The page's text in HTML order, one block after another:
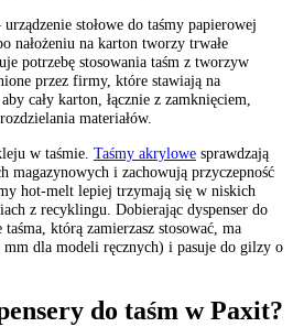
urządzenie stołowe do taśmy papierowej
nałożeniu na karton tworzy trwałe
potrzebę stosowania taśm z tworzyw
przez firmy, które stawiają na
cały karton, łącznie z zamknięciem,
materiałów.
w taśmie. Taśmy akrylowe sprawdzają
magazynowych i zachowują przyczepność
hot-melt lepiej trzymają się w niskich
z recyklingu. Dobierając dyspenser do
którą zamierzasz stosować, ma
mm dla modeli ręcznych) i pasuje do gilzy o
do taśm w Paxit?